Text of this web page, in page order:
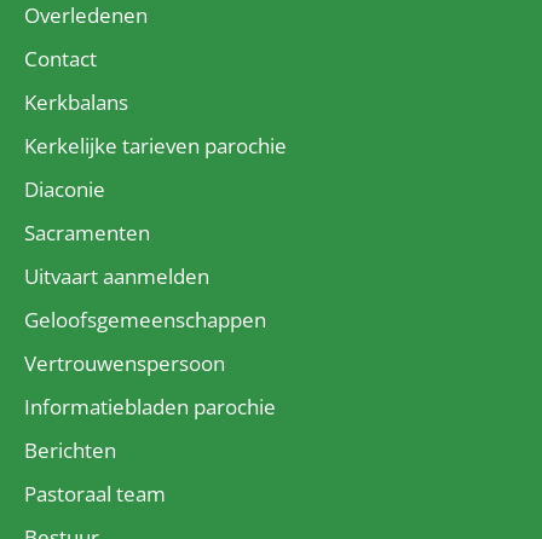
Overledenen
Contact
Kerkbalans
Kerkelijke tarieven parochie
Diaconie
Sacramenten
Uitvaart aanmelden
Geloofsgemeenschappen
Vertrouwenspersoon
Informatiebladen parochie
Berichten
Pastoraal team